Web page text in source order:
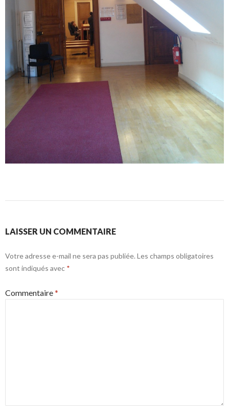
LAISSER UN COMMENTAIRE
Votre adresse e-mail ne sera pas publiée. Les champs obligatoires
sont indiqués avec *
Commentaire*